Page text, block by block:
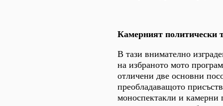
Камерният политически
В тази внимателно
на избраното мото
отличени две основни
преобладаващото
моноспектакли и камерни